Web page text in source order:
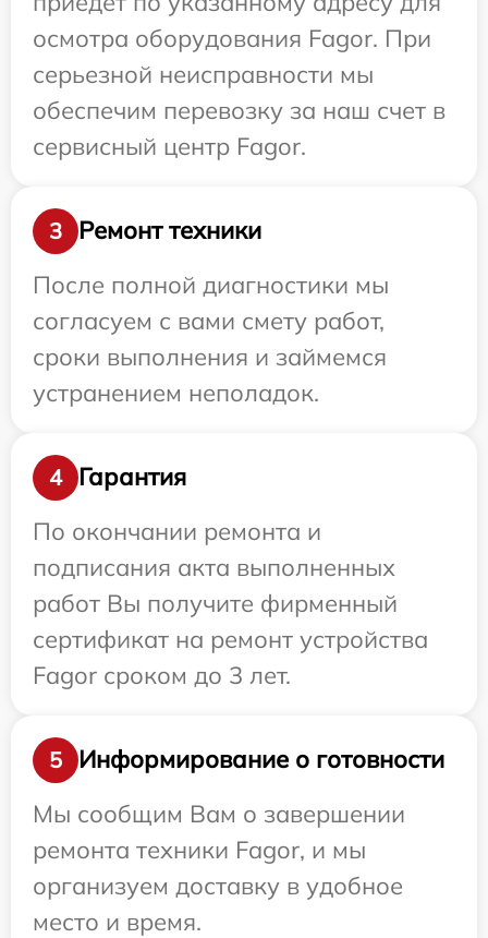
осмотра оборудования Fagor. При
серьезной неисправности мы
обеспечим перевозку за наш счет в
сервисный центр Fagor.
3
Ремонт техники
После полной диагностики мы
согласуем с вами смету работ,
сроки выполнения и займемся
устранением неполадок.
4
Гарантия
По окончании ремонта и
подписания акта выполненных
работ Вы получите фирменный
сертификат на ремонт устройства
Fagor сроком до 3 лет.
5
Информирование о готовности
Мы сообщим Вам о завершении
ремонта техники Fagor, и мы
организуем доставку в удобное
место и время.